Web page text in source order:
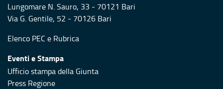
Lungomare N. Sauro, 33 - 70121 Bari
Via G. Gentile, 52 - 70126 Bari
Elenco PEC e Rubrica
Eventi e Stampa
Ufficio stampa della Giunta
Press Regione